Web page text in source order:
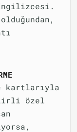
kartlarıyla
özel